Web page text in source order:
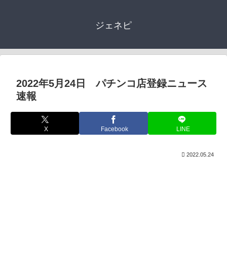
ジェネピ
2022年5月24日 パチンコ店登録ニュース
速報
X Facebook LINE
2022.05.24